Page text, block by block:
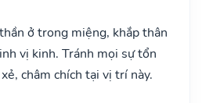
ở trong miệng, khắp thân
vị kinh. Tránh mọi sự tổn
châm chích tại vị trí này.